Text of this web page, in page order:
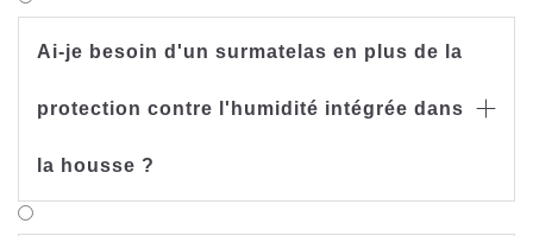
Ai-je besoin d'un surmatelas en plus de la
protection contre l'humidité intégrée dans
la housse ?
